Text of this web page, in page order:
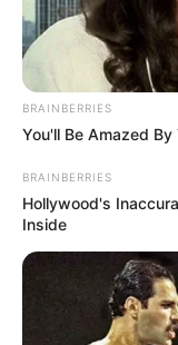
BRAINBERRIES
You'll Be Amazed
BRAINBERRIES
Hollywood's
Inside